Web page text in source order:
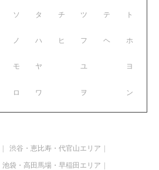
ソ
ノ
モ
ロ
タ チ ツ テ ト
ハ ヒ フ ヘ ホ
ヤ ユ ヨ
ワ ヲ ン
渋谷・恵比寿・代官山エリア
池袋・高田馬場・早稲田エリア